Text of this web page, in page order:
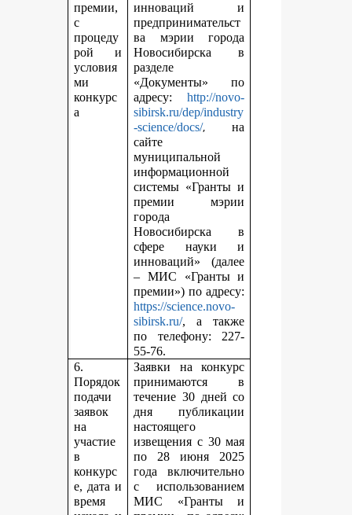
премии,
с
процеду
рой и
условия
ми
конкурс
а
инноваций и
предпринимательст
ва мэрии города
Новосибирска в
разделе
«Документы» по
адресу:http://novo-
sibirsk.ru/dep/industry
-science/docs/,на
сайте
муниципальной
информационной
системы «Гранты и
премии мэрии
города
Новосибирска в
сфере науки и
инноваций» (далее
– МИС «Гранты и
премии») по адресу:
https://science.novo-
sibirsk.ru/, а также
по телефону: 227-
55-76.
6.
Порядок
подачи
заявок
на
участие
в
конкурс
е, дата и
время
Заявки на конкурс
принимаются в
течение 30 дней со
дня публикации
настоящего
извещения с 30 мая
по 28 июня 2025
года включительно
с использованием
МИС «Гранты и